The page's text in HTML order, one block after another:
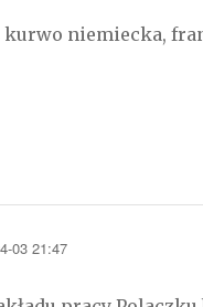
kurwo niemiecka,
03 21:47